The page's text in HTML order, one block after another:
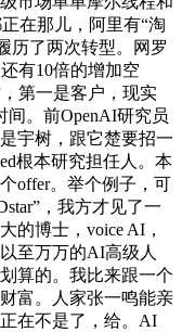
在那儿，阿里有“淘
历了两次转型。网罗
有10倍的增加空
第一是客户，现实
间。前OpenAI研究员
宇树，跟它楚要招一
根本研究担任人。本
offer。举个例子，可
，我方才见了一
的博士，voice AI，
至万万的AI高级人
算的。我比来跟一个
富。人家张一鸣能亲
在不是了，给。AI